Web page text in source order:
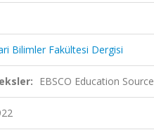
Bilimler Fakültesi Dergisi
EBSCO Education Source